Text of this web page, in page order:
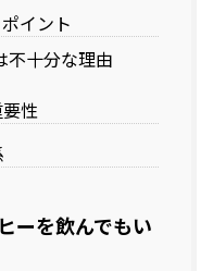
イント
不十分な理由
性
ーを飲んでもい